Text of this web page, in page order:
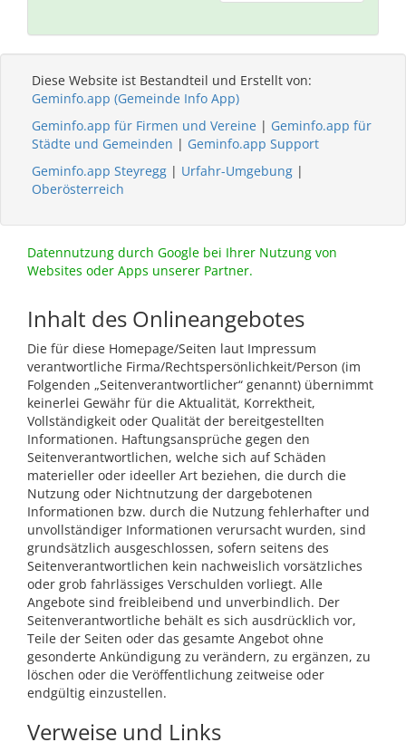
Diese Website ist Bestandteil und Erstellt von:
Geminfo.app (Gemeinde Info App)
Geminfo.app für Firmen und Vereine | Geminfo.app für
Städte und Gemeinden | Geminfo.app Support
Geminfo.app Steyregg | Urfahr-Umgebung |
Oberösterreich
Datennutzung durch Google bei Ihrer Nutzung von
Websites oder Apps unserer Partner.
Inhalt des Onlineangebotes
Die für diese Homepage/Seiten laut Impressum
verantwortliche Firma/Rechtspersönlichkeit/Person (im
Folgenden „Seitenverantwortlicher“ genannt) übernimmt
keinerlei Gewähr für die Aktualität, Korrektheit,
Vollständigkeit oder Qualität der bereitgestellten
Informationen. Haftungsansprüche gegen den
Seitenverantwortlichen, welche sich auf Schäden
materieller oder ideeller Art beziehen, die durch die
Nutzung oder Nichtnutzung der dargebotenen
Informationen bzw. durch die Nutzung fehlerhafter und
unvollständiger Informationen verursacht wurden, sind
grundsätzlich ausgeschlossen, sofern seitens des
Seitenverantwortlichen kein nachweislich vorsätzliches
oder grob fahrlässiges Verschulden vorliegt. Alle
Angebote sind freibleibend und unverbindlich. Der
Seitenverantwortliche behält es sich ausdrücklich vor,
Teile der Seiten oder das gesamte Angebot ohne
gesonderte Ankündigung zu verändern, zu ergänzen, zu
löschen oder die Veröffentlichung zeitweise oder
endgültig einzustellen.
Verweise und Links